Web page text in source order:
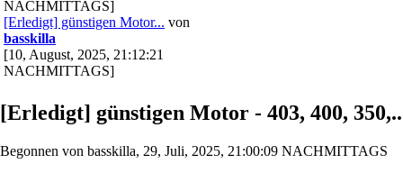
NACHMITTAGS]
[Erledigt] günstigen Motor... von
basskilla
[10, August, 2025, 21:12:21
NACHMITTAGS]
[Erledigt] günstigen Motor - 403, 400, 350,..
Begonnen von basskilla, 29, Juli, 2025, 21:00:09 NACHMITTAGS